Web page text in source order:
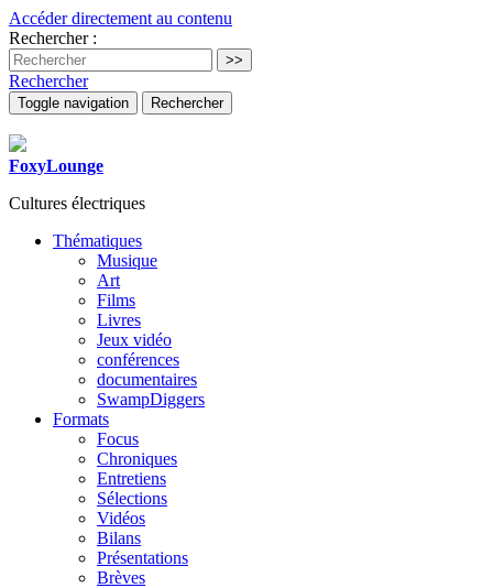
Accéder directement au contenu
Rechercher :
Rechercher
Toggle navigation Rechercher
FoxyLounge
Cultures électriques
Thématiques
Musique
Art
Films
Livres
Jeux vidéo
conférences
documentaires
SwampDiggers
Formats
Focus
Chroniques
Entretiens
Sélections
Vidéos
Bilans
Présentations
Brèves